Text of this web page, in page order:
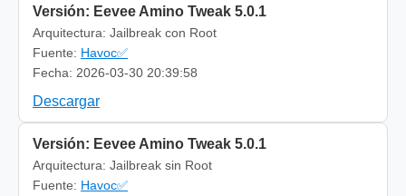
Versión: Eevee Amino Tweak 5.0.1
Arquitectura: Jailbreak con Root
Fuente: Havoc✅
Fecha: 2026-03-30 20:39:58
Descargar
Versión: Eevee Amino Tweak 5.0.1
Arquitectura: Jailbreak sin Root
Fuente: Havoc✅